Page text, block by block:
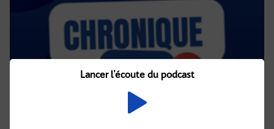
Lancer l'écoute du podcast